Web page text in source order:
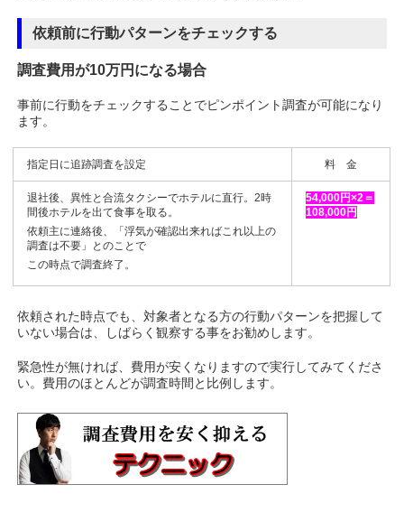
依頼前に行動パターンをチェックする
調査費用が10万円になる場合
事前に行動をチェックすることでピンポイント調査が可能になり
ます。
指定日に追跡調査を設定 料 金
退社後、異性と合流タクシーでホテルに直行。2時
間後ホテルを出て食事を取る。
依頼主に連絡後、「浮気が確認出来ればこれ以上の
調査は不要」とのことで
この時点で調査終了。
54,000円×2＝
108,000円
依頼された時点でも、対象者となる方の行動パターンを把握して
いない場合は、しばらく観察する事をお勧めします。
緊急性が無ければ、費用が安くなりますので実行してみてくださ
い。費用のほとんどが調査時間と比例します。